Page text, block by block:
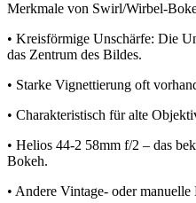
Merkmale von Swirl/Wirbel-
• Kreisförmige Unschärfe: Die
das Zentrum des Bildes.
• Starke Vignettierung oft
• Charakteristisch für alte
• Helios 44-2 58mm f/2 – das
Bokeh.
• Andere Vintage- oder